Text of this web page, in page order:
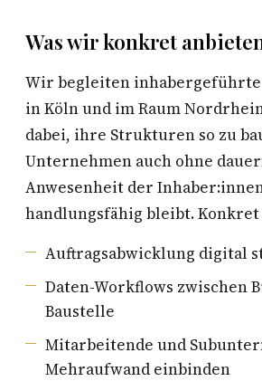
Was wir konkret
Wir begleiten
in Köln und im Raum
dabei, ihre Strukturen so zu
Unternehmen auch ohne
Anwesenheit der
handlungsfähig bleibt. Konkret
Auftragsabwicklung digital
Daten-Workflows zwischen
Baustelle
Mitarbeitende und
Mehraufwand einbinden